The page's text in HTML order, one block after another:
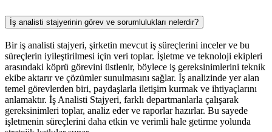
İş analisti stajyerinin görev ve sorumlulukları nelerdir?
Bir iş analisti stajyeri, şirketin mevcut iş süreçlerini inceler ve bu
süreçlerin iyileştirilmesi için veri toplar. İşletme ve teknoloji ekipleri
arasındaki köprü görevini üstlenir, böylece iş gereksinimlerini teknik
ekibe aktarır ve çözümler sunulmasını sağlar. İş analizinde yer alan
temel görevlerden biri, paydaşlarla iletişim kurmak ve ihtiyaçlarını
anlamaktır. İş Analisti Stajyeri, farklı departmanlarla çalışarak
gereksinimleri toplar, analiz eder ve raporlar hazırlar. Bu sayede
işletmenin süreçlerini daha etkin ve verimli hale getirme yolunda